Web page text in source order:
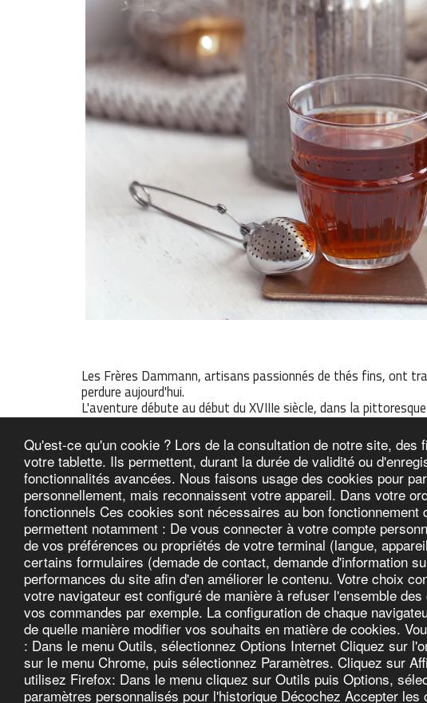
Qu'est-ce qu'un cookie ? Lors de la consultation de notre site,
votre tablette. Ils permettent, durant la durée de validité ou
fonctionnalités avancées. Nous faisons usage des cookies pour
personnellement, mais reconnaissent votre appareil. Dans votre
fonctionnels Ces cookies sont nécessaires au bon
permettent notamment : De vous connecter à votre compte
de vos préférences ou propriétés de votre terminal (langue,
certains formulaires (demade de contact, demande d'information
performances du site afin d'en améliorer le contenu. Votre choix
votre navigateur est configuré de manière à refuser l'ensemble
vos commandes par exemple. La configuration de chaque
de quelle manière modifier vos souhaits en matière de cookies.
: Dans le menu Outils, sélectionnez Options Internet Cliquez sur
sur le menu Chrome, puis sélectionnez Paramètres. Cliquez sur
utilisez Firefox: Dans le menu cliquez sur Outils puis Options,
paramètres personnalisés pour l'historique Décochez Accepter
Les Frères Dammann, artisans passionnés de thés fins, ont
perdure aujourd'hui.
L'aventure débute au début du XVIIIe siècle, dans la
commence son voyage dans le monde des arômes. Les frères
véritable œuvre d'art.
Au fil des décennies, la famille affine son savoir-faire,
ondoyantes du Darjeeling. Ils sélectionnent avec soin les
Au XIXe siècle, la Maison Dammann Frères s'établit à Paris,
Club avantages R.S.D
Droits d'auteur © 2026 Tous droits réservés
Conditions générales de vente|Politique de Confidentialité